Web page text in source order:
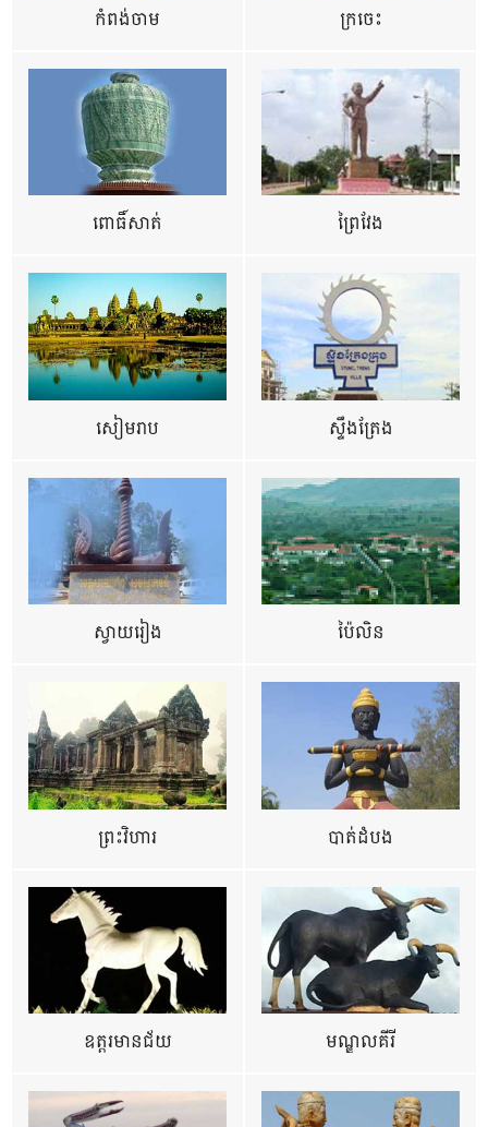
កំពង់ចាម ក្រចេះ
ពោធិ៍សាត់ ព្រៃវែង
សៀមរាប ស្ទឹងត្រែង
ស្វាយរៀង ប៉ៃលិន
ព្រះវិហារ បាត់ដំបង
ឧត្ដរមានជ័យ មណ្ឌលគីរី